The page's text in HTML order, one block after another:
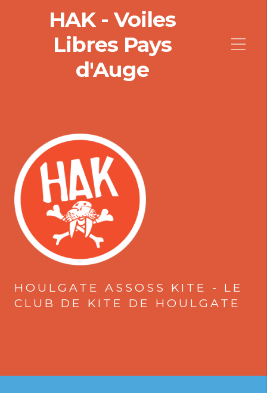
HAK - Voiles
Libres Pays
d'Auge
HOULGATE ASSOSS KITE - LE
CLUB DE KITE DE HOULGATE